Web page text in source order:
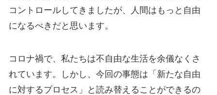
コントロールしてきましたが、人間はもっと自由
になるべきだと思います。
コロナ禍で、私たちは不自由な生活を余儀なくさ
れています。しかし、今回の事態は「新たな自由
に対するプロセス」と読み替えることができるの